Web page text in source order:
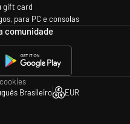
gift card
para PC e consolas
comunidade
Brasileiro EUR